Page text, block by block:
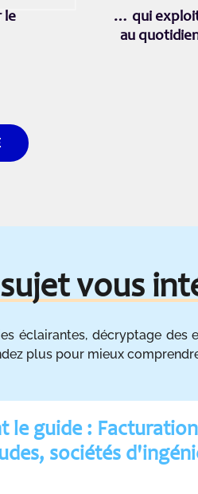
le
… qui
au
vous
éclairantes, décryptage des
plus pour mieux
le guide :
sociétés